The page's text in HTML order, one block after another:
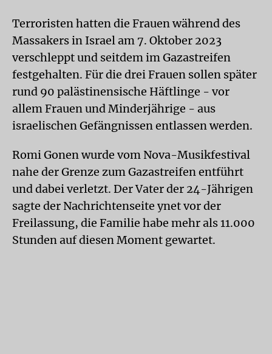
Terroristen hatten die Frauen während des
Massakers in Israel am 7. Oktober 2023
verschleppt und seitdem im Gazastreifen
festgehalten. Für die drei Frauen sollen später
rund 90 palästinensische Häftlinge - vor
allem Frauen und Minderjährige - aus
israelischen Gefängnissen entlassen werden.
Romi Gonen wurde vom Nova-Musikfestival
nahe der Grenze zum Gazastreifen entführt
und dabei verletzt. Der Vater der 24-Jährigen
sagte der Nachrichtenseite ynet vor der
Freilassung, die Familie habe mehr als 11.000
Stunden auf diesen Moment gewartet.